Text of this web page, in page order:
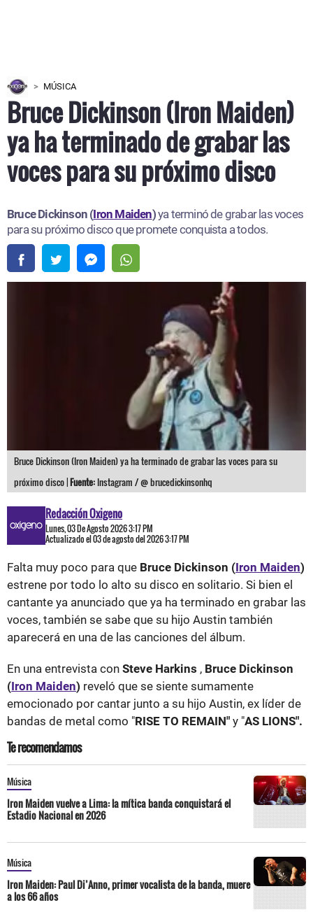
MÚSICA
Bruce Dickinson (Iron Maiden)
ya ha terminado de grabar las
voces para su próximo disco
Bruce Dickinson (Iron Maiden)ya terminó de grabar las voces
para su próximo disco que promete conquista a todos.
Bruce Dickinson (Iron Maiden) ya ha terminado de grabar las voces para su
próximo disco |Fuente: Instagram / @ brucedickinsonhq
Redacción Oxigeno
Lunes, 03 De Agosto 2026 3:17 PM
Actualizado el 03 de agosto del 2026 3:17 PM
Falta muy poco para que Bruce Dickinson (Iron Maiden)
estrene por todo lo alto su disco en solitario. Si bien el
cantante ya anunciado que ya ha terminado en grabar las
voces, también se sabe que su hijo Austin también
aparecerá en una de las canciones del álbum.
En una entrevista con Steve Harkins , Bruce Dickinson
(Iron Maiden) reveló que se siente sumamente
emocionado por cantar junto a su hijo Austin, ex líder de
bandas de metal como "RISE TO REMAIN" y "AS LIONS".
Te recomendamos
Música
Iron Maiden vuelve a Lima: la mítica banda conquistará el
Estadio Nacional en 2026
Música
Iron Maiden: Paul Di’Anno, primer vocalista de la banda, muere
a los 66 años